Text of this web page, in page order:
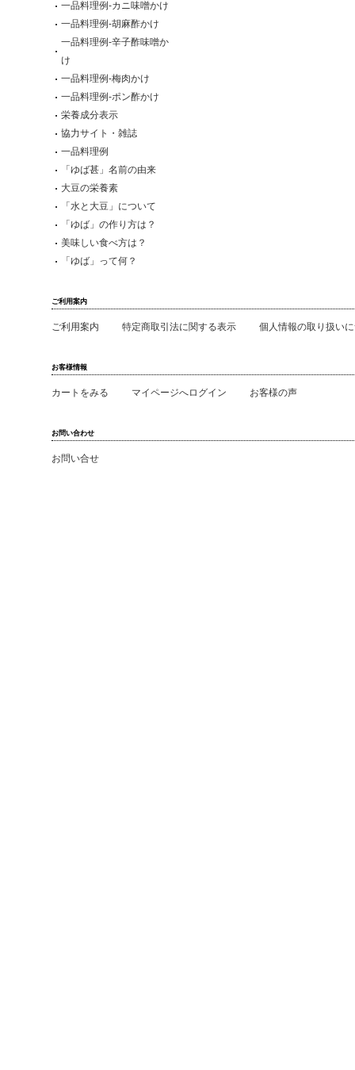
一品料理例-カニ味噌かけ
一品料理例-胡麻酢かけ
一品料理例-辛子酢味噌か
け
一品料理例-梅肉かけ
一品料理例-ポン酢かけ
栄養成分表示
協力サイト・雑誌
一品料理例
「ゆば甚」名前の由来
大豆の栄養素
「水と大豆」について
「ゆば」の作り方は？
美味しい食べ方は？
「ゆば」って何？
ご利用案内
ご利用案内 特定商取引法に関する表示 個人情報の取り扱い
お客様情報
カートをみる マイページへログイン お客様の声
お問い合わせ
お問い合せ